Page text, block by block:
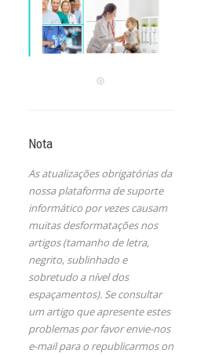
Nota
As atualizações obrigatórias da
nossa plataforma de suporte
informático por vezes causam
muitas desformatações nos
artigos (tamanho de letra,
negrito, sublinhado e
sobretudo a nível dos
espaçamentos). Se consultar
um artigo que apresente estes
problemas por favor envie-nos
e-mail para o republicarmos on